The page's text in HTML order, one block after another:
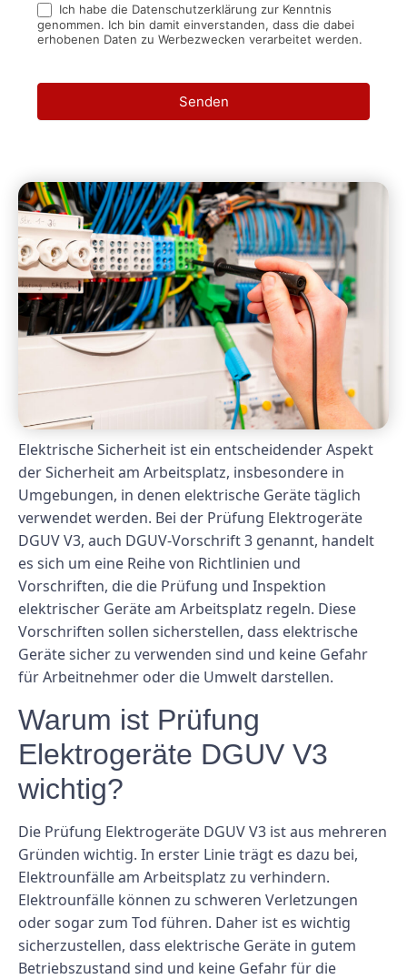
Ich habe die Datenschutzerklärung zur Kenntnis
genommen. Ich bin damit einverstanden, dass die dabei
erhobenen Daten zu Werbezwecken verarbeitet werden.
Senden
Elektrische Sicherheit ist ein entscheidender Aspekt
der Sicherheit am Arbeitsplatz, insbesondere in
Umgebungen, in denen elektrische Geräte täglich
verwendet werden. Bei der Prüfung Elektrogeräte
DGUV V3, auch DGUV-Vorschrift 3 genannt, handelt
es sich um eine Reihe von Richtlinien und
Vorschriften, die die Prüfung und Inspektion
elektrischer Geräte am Arbeitsplatz regeln. Diese
Vorschriften sollen sicherstellen, dass elektrische
Geräte sicher zu verwenden sind und keine Gefahr
für Arbeitnehmer oder die Umwelt darstellen.
Warum ist Prüfung
Elektrogeräte DGUV V3
wichtig?
Die Prüfung Elektrogeräte DGUV V3 ist aus mehreren
Gründen wichtig. In erster Linie trägt es dazu bei,
Elektrounfälle am Arbeitsplatz zu verhindern.
Elektrounfälle können zu schweren Verletzungen
oder sogar zum Tod führen. Daher ist es wichtig
sicherzustellen, dass elektrische Geräte in gutem
Betriebszustand sind und keine Gefahr für die